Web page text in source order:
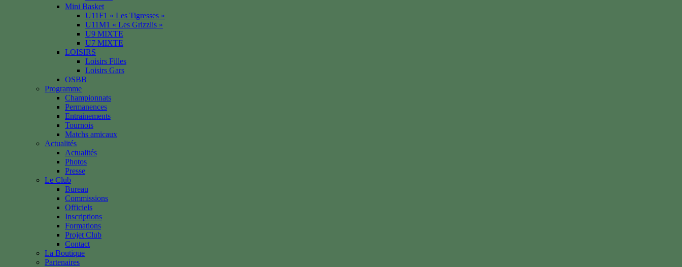
Mini Basket
U11F1 « Les Tigresses »
U11M1 « Les Grizzlis »
U9 MIXTE
U7 MIXTE
LOISIRS
Loisirs Filles
Loisirs Gars
OSBB
Programme
Championnats
Permanences
Entrainements
Tournois
Matchs amicaux
Actualités
Actualités
Photos
Presse
Le Club
Bureau
Commissions
Officiels
Inscriptions
Formations
Projet Club
Contact
La Boutique
Partenaires